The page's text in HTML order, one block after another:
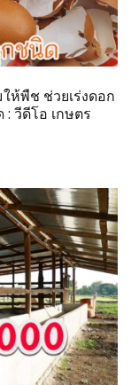
ห้พืช ช่วยเร่งดอก
วีดีโอ เกษตร